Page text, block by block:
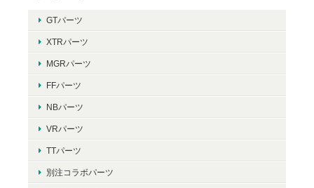
GTパーツ
XTRパーツ
MGRパーツ
FFパーツ
NBパーツ
VRパーツ
TTパーツ
別注コラボパーツ